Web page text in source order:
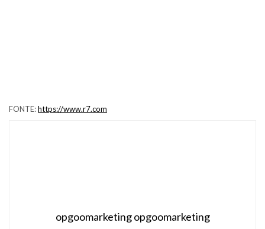
FONTE:https://www.r7.com
opgoomarketing opgoomarketing